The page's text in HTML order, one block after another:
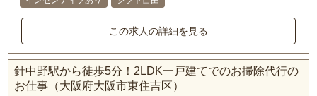
この求人の詳細を見る
針中野駅から徒歩5分！2LDK一戸建てでのお掃除代行の
お仕事（大阪府大阪市東住吉区）